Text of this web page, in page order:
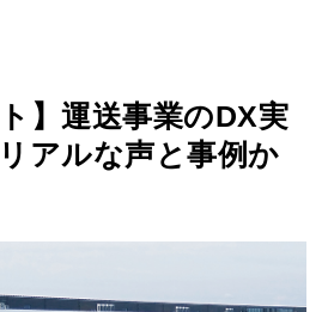
】運送事業のDX実
アルな声と事例か